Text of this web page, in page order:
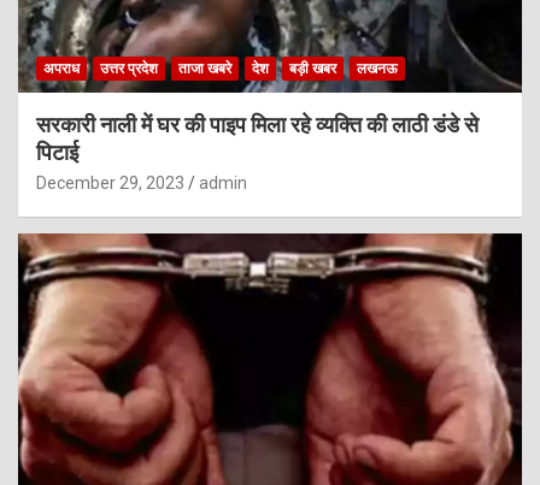
अपराध उत्तर प्रदेश ताजा खबरे देश बड़ी खबर लखनऊ
सरकारी नाली में घर की पाइप मिला रहे व्यक्ति की लाठी डंडे से
पिटाई
December 29, 2023 admin